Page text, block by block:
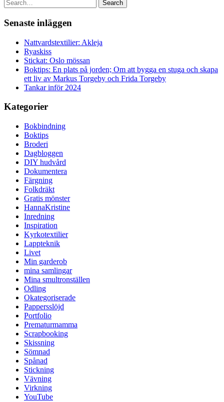
Senaste inläggen
Nattvardstextilier: Akleja
Ryaskiss
Stickat: Oslo mössan
Boktips: En plats på jorden; Om att bygga en stuga och skapa
ett liv av Markus Torgeby och Frida Torgeby
Tankar inför 2024
Kategorier
Bokbindning
Boktips
Broderi
Dagbloggen
DIY hudvård
Dokumentera
Färgning
Folkdräkt
Gratis mönster
HannaKristine
Inredning
Inspiration
Kyrkotextilier
Lappteknik
Livet
Min garderob
mina samlingar
Mina smultronställen
Odling
Okategoriserade
Pappersslöjd
Portfolio
Prematurmamma
Scrapbooking
Skissning
Sömnad
Spånad
Stickning
Vävning
Virkning
YouTube